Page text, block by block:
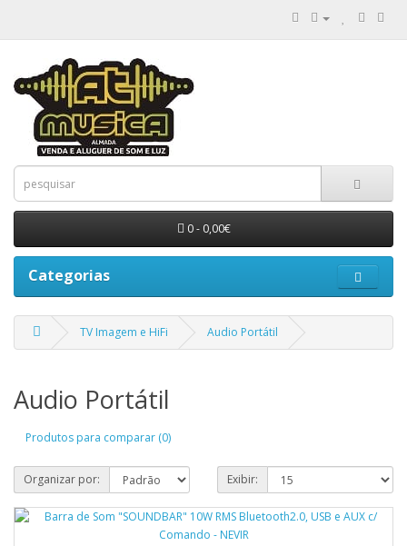
0 - 0,00€
Categorias
TV Imagem e HiFi Audio Portátil
Audio Portátil
Produtos para comparar (0)
Organizar por: Exibir: